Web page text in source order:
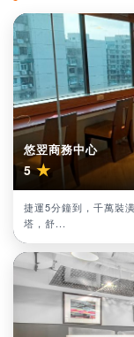
悠翌商務中心
5★
捷運5分鐘到，千萬裝
塔，舒...